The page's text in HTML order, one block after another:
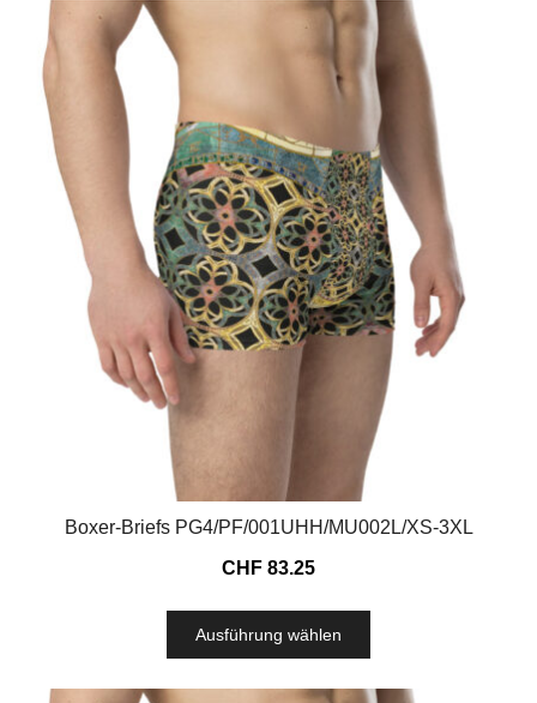
Boxer-Briefs PG4/PF/001UHH/MU002L/XS-3XL
CHF 83.25
Ausführung wählen